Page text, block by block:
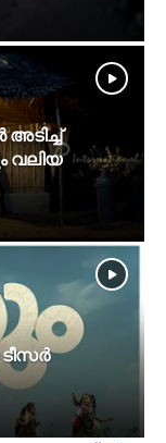
വലിയ